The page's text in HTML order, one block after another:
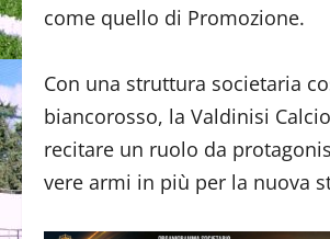
come quello di Promozione.
Con una struttura societaria
biancorosso, la Valdinisi
recitare un ruolo da
vere armi in più per la nuova